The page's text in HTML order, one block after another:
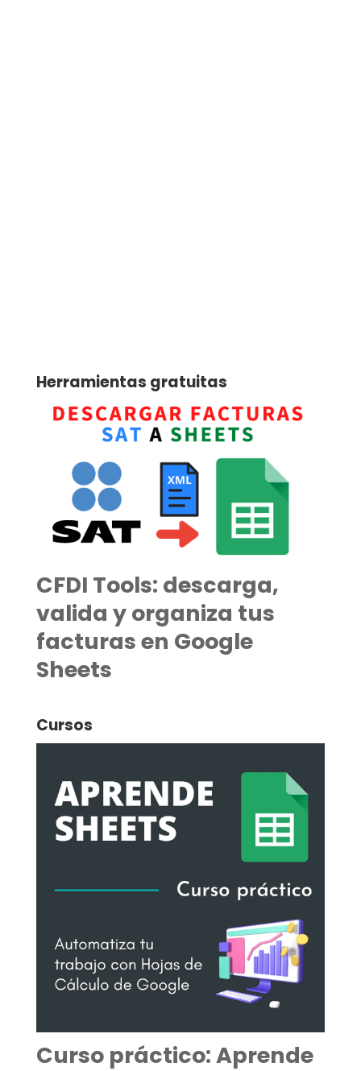
Herramientas gratuitas
CFDI Tools: descarga,
valida y organiza tus
facturas en Google
Sheets
Cursos
Curso práctico: Aprende